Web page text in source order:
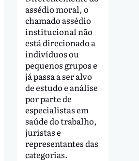
assédio moral, o
chamado assédio
institucional não
está direcionado a
indivíduos ou
pequenos grupos e
já passa a ser alvo
de estudo e análise
por parte de
especialistas em
saúde do trabalho,
juristas e
representantes das
categorias.